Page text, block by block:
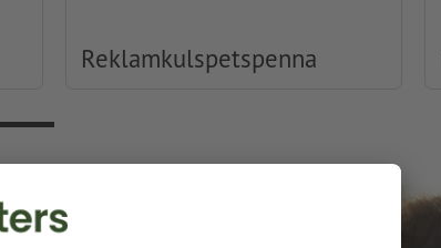
Reklamkulspetspenna